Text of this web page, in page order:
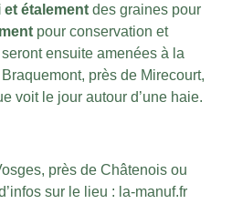
et étalement des graines pour
pour conservation et
ensuite amenées à la
près de Mirecourt,
voit le jour autour d’une haie.
près de Châtenois ou
sur le lieu : la-manuf.fr